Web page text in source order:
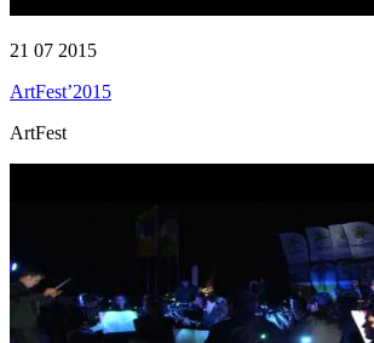
21 07 2015
ArtFest’2015
ArtFest